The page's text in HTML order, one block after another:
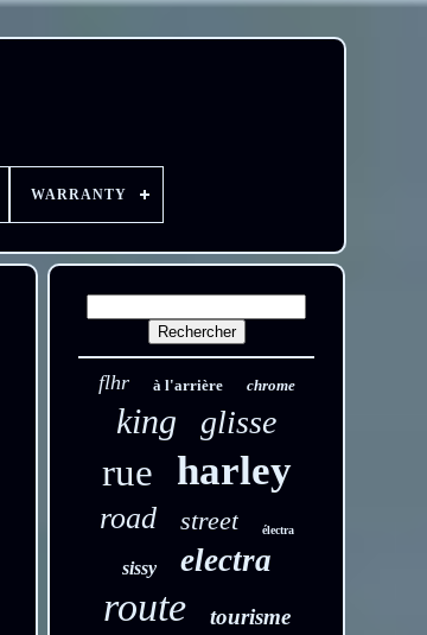
WARRANTY
flhr à l'arrière chrome
king glisse
rue harley
road street électra
sissy electra
route tourisme